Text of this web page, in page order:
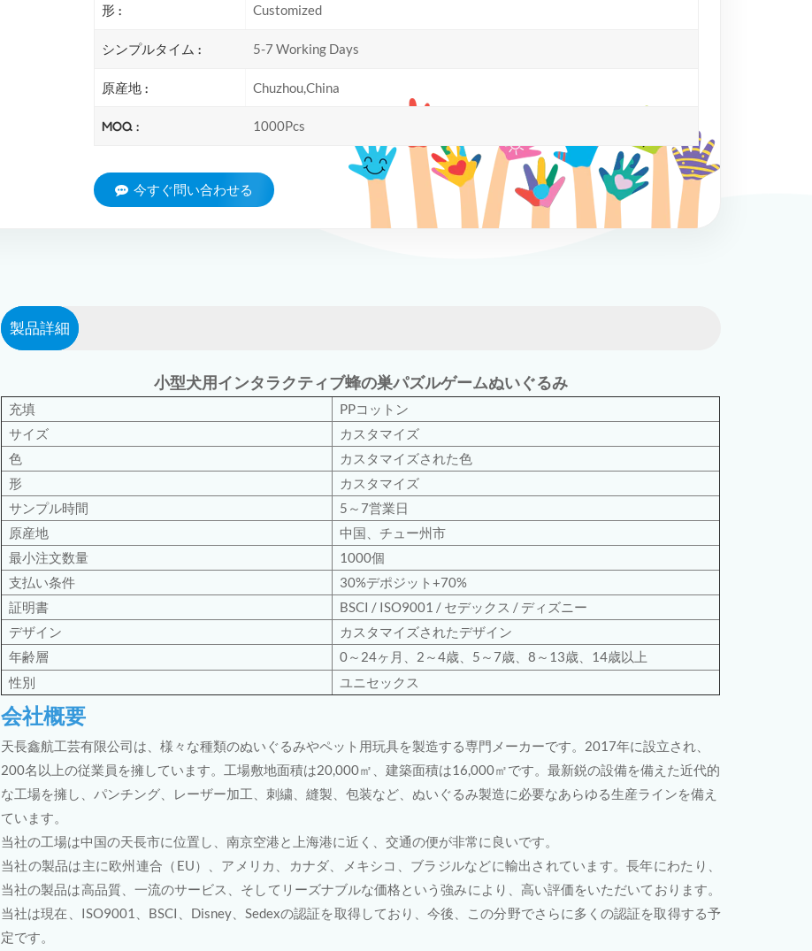
形 : Customized
シンプルタイム : 5-7 Working Days
原産地 : Chuzhou,China
MOQ : 1000Pcs
今すぐ問い合わせる
製品詳細
小型犬用インタラクティブ蜂の巣パズルゲームぬいぐるみ
充填
PPコットン
サイズ
カスタマイズ
色
カスタマイズされた色
形
カスタマイズ
サンプル時間
5～7営業日
原産地
中国、チュー州市
最小注文数量
1000個
支払い条件
30%デポジット+70%
証明書
BSCI / ISO9001 / セデックス / ディズニー
デザイン
カスタマイズされたデザイン
年齢層
0～24ヶ月、2～4歳、5～7歳、8～13歳、14歳以上
性別
ユニセックス
会社概要
天長鑫航工芸有限公司は、様々な種類のぬいぐるみやペット用玩具を製造する専門メーカーです。2017年に設立され、
200名以上の従業員を擁しています。工場敷地面積は20,000㎡、建築面積は16,000㎡です。最新鋭の設備を備えた近代的
な工場を擁し、パンチング、レーザー加工、刺繍、縫製、包装など、ぬいぐるみ製造に必要なあらゆる生産ラインを備え
ています。
当社の工場は中国の天長市に位置し、南京空港と上海港に近く、交通の便が非常に良いです。
当社の製品は主に欧州連合（EU）、アメリカ、カナダ、メキシコ、ブラジルなどに輸出されています。長年にわたり、
当社の製品は高品質、一流のサービス、そしてリーズナブルな価格という強みにより、高い評価をいただいております。
当社は現在、ISO9001、BSCI、Disney、Sedexの認証を取得しており、今後、この分野でさらに多くの認証を取得する予
定です。